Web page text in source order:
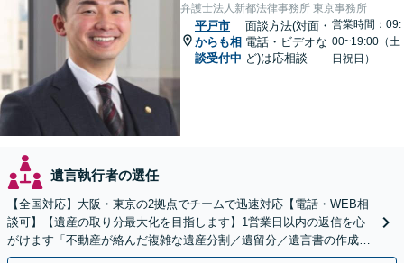
弁護士法人新都法律事務所 東京事務所
平戸市
からも相
談受付中
面談方法(対面・
電話・ビデオな
ど)は応相談
営業時間：09:
00~19:00（土
日祝日）
遺言執行者の選任
【全国対応】大阪・東京の2拠点でチームで迅速対応【電話・WEB相
談可】【遺産の取り分最大化を目指します】1営業日以内の返信を心
がけます「不動産が絡んだ複雑な遺産分割／遺留分／遺言書の作成・
執行／事業承継など、お任せください」【休日相談あり】